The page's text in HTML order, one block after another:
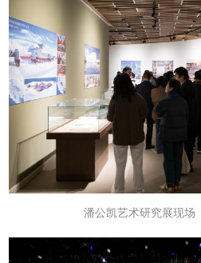
潘公凯艺术研究展现场